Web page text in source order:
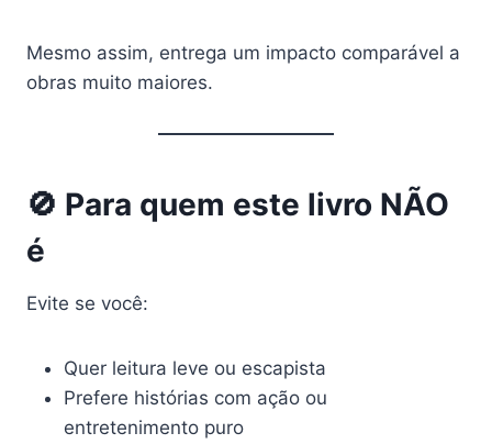
Mesmo assim, entrega um impacto comparável a
obras muito maiores.
🚫 Para quem este livro NÃO
é
Evite se você:
Quer leitura leve ou escapista
Prefere histórias com ação ou
entretenimento puro